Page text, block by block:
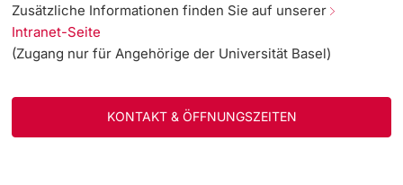
Zusätzliche Informationen finden Sie auf unserer
Intranet-Seite
(Zugang nur für Angehörige der Universität Basel)
KONTAKT & ÖFFNUNGSZEITEN